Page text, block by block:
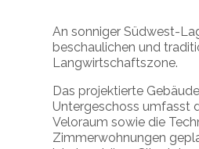
An sonniger Südwest-
beschaulichen und
Langwirtschaftszone.
Das projektierte
Untergeschoss umfasst
Veloraum sowie die
Zimmerwohnungen